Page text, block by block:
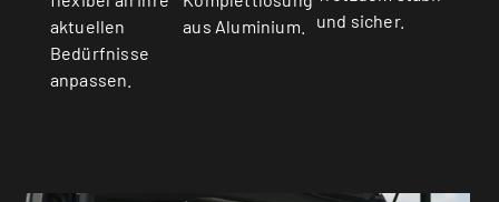
aktuellen
Bedürfnisse
anpassen.
aus Aluminium.
und sicher.